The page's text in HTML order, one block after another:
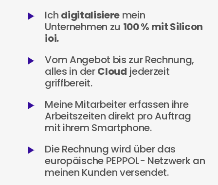
Ich digitalisieremein
Unternehmen zu 100 % mit Silicon
ioi.
Vom Angebot bis zur Rechnung,
alles in derCloud jederzeit
griffbereit.
Meine Mitarbeiter erfassen ihre
Arbeitszeiten direkt pro Auftrag
mit ihrem Smartphone.
Die Rechnung wird über das
europäische PEPPOL- Netzwerk an
meinen Kunden versendet.